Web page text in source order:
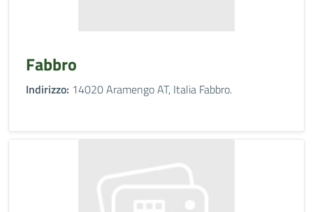
Fabbro
Indirizzo: 14020 Aramengo AT, Italia Fabbro.